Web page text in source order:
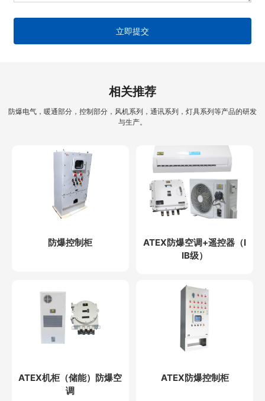
立即提交
相关推荐
防爆电气，暖通部分，控制部分，风机系列，通讯系列，灯具系列等产品的研发
与生产。
防爆控制柜
ATEX防爆空调+遥控器（I
IB级）
ATEX机柜（储能）防爆空
调
ATEX防爆控制柜